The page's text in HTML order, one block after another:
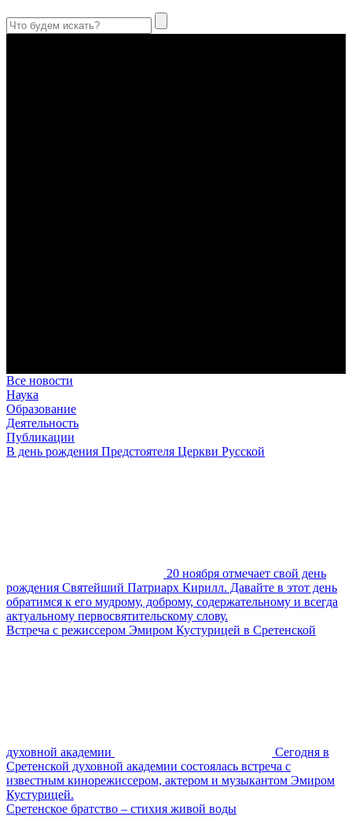
Все новости
Наука
Образование
Деятельность
Публикации
В день рождения Предстоятеля Церкви Русской
20 ноября отмечает свой день
рождения Святейший Патриарх Кирилл. Давайте в этот день
обратимся к его мудрому, доброму, содержательному и всегда
актуальному первосвятительскому слову.
Встреча с режиссером Эмиром Кустурицей в Сретенской
духовной академии
Сегодня в
Сретенской духовной академии состоялась встреча с
известным кинорежиссером, актером и музыкантом Эмиром
Кустурицей.
Сретенское братство – стихия живой воды